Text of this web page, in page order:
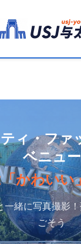
ィ・ファ
ベニュー
かわいい
一緒に写真撮影
ごそう